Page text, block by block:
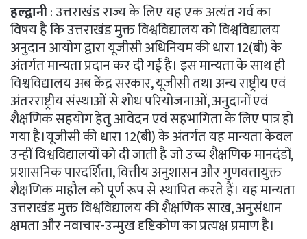
हल्द्वानी: उत्तराखंड राज्य के लिए यह एक अत्यंत गर्व का
विषय है कि उत्तराखंड मुक्त विश्वविद्यालय को विश्वविद्यालय
अनुदान आयोग द्वारा यूजीसी अधिनियम की धारा 12(बी) के
अंतर्गत मान्यता प्रदान कर दी गई है। इस मान्यता के साथ ही
विश्वविद्यालय अब केंद्र सरकार, यूजीसी तथा अन्य राष्ट्रीय एवं
अंतरराष्ट्रीय संस्थाओं से शोध परियोजनाओं, अनुदानों एवं
शैक्षणिक सहयोग हेतु आवेदन एवं सहभागिता के लिए पात्र हो
गया है।यूजीसी की धारा 12(बी) के अंतर्गत यह मान्यता केवल
उन्हीं विश्वविद्यालयों को दी जाती है जो उच्च शैक्षणिक मानदंडों,
प्रशासनिक पारदर्शिता, वित्तीय अनुशासन और गुणवत्तायुक्त
शैक्षणिक माहौल को पूर्ण रूप से स्थापित करते हैं। यह मान्यता
उत्तराखंड मुक्त विश्वविद्यालय की शैक्षणिक साख, अनुसंधान
क्षमता और नवाचार-उन्मुख दृष्टिकोण का प्रत्यक्ष प्रमाण है।